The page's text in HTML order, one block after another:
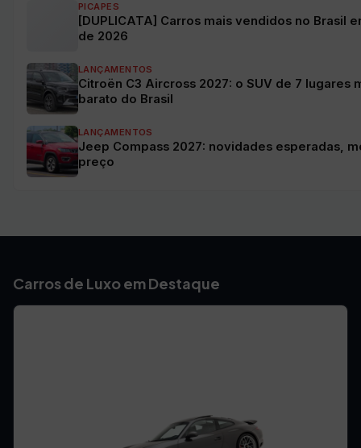
PICAPES
[DUPLICATA] Carros mais vendidos no Brasil
de 2026
LANÇAMENTOS
Citroën C3 Aircross 2027: o SUV de 7 lugares
barato do Brasil
LANÇAMENTOS
Jeep Compass 2027: novidades esperadas,
preço
Carros de Luxo em Destaque